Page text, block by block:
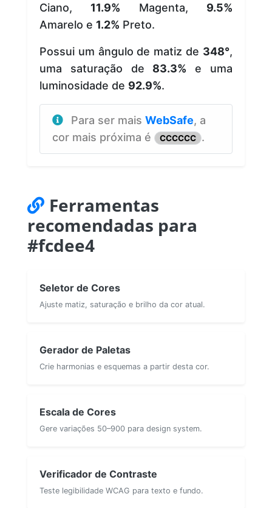
Ciano, 11.9% Magenta, 9.5%
Amarelo e 1.2% Preto.
Possui um ângulo de matiz de 348°,
uma saturação de 83.3% e uma
luminosidade de 92.9%.
Para ser mais WebSafe, a
cor mais próxima é
CCCCCC .
Ferramentas
recomendadas para
#fcdee4
Seletor de Cores
Ajuste matiz, saturação e brilho da cor atual.
Gerador de Paletas
Crie harmonias e esquemas a partir desta cor.
Escala de Cores
Gere variações 50–900 para design system.
Verificador de Contraste
Teste legibilidade WCAG para texto e fundo.